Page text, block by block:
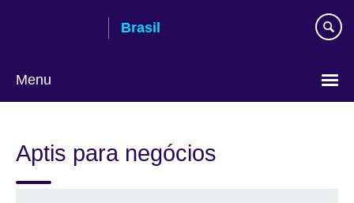
Brasil
Menu
language
Aptis para negócios